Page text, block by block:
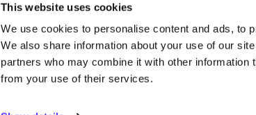
This website uses cookies
We use cookies to personalise content and ads, to
We also share information about your use of our
partners who may combine it with other information
from your use of their services.